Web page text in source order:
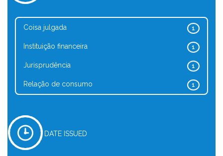
1
Coisa julgada
1
Instituição financeira
1
Jurisprudência
1
Relação de consumo
DATE ISSUED